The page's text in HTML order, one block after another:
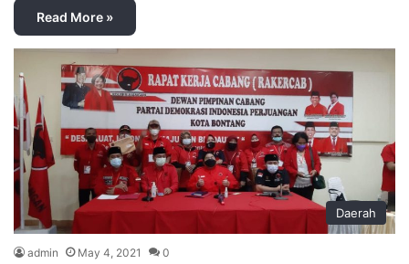
Read More »
Daerah
admin May 4, 2021 0